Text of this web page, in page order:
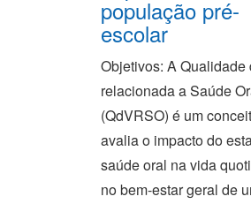
população pré-
escolar
Objetivos: A Qualidade
relacionada a Saúde
(QdVRSO) é um
avalia o impacto do
saúde oral na vida
no bem-estar geral de